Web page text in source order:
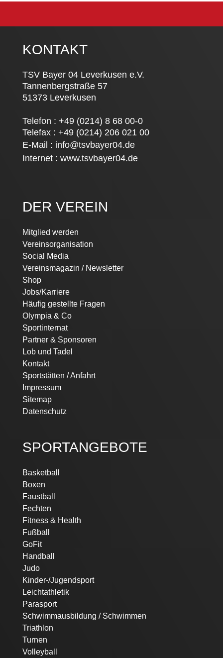
KONTAKT
TSV Bayer 04 Leverkusen e.V.
Tannenbergstraße 57
51373 Leverkusen
Telefon : +49 (0214) 8 68 00-0
Telefax : +49 (0214) 206 021 00
E-Mail : info@tsvbayer04.de
Internet : www.tsvbayer04.de
DER VEREIN
Navigation
überspringen
Mitglied werden
Vereinsorganisation
Social Media
Vereinsmagazin / Newsletter
Shop
Jobs/Karriere
Häufig gestellte Fragen
Olympia & Co
Sportinternat
Partner & Sponsoren
Lob und Tadel
Kontakt
Sportstätten / Anfahrt
Impressum
Sitemap
Datenschutz
SPORTANGEBOTE
Navigation
überspringen
Basketball
Boxen
Faustball
Fechten
Fitness & Health
Fußball
GoFit
Handball
Judo
Kinder-/Jugendsport
Leichtathletik
Parasport
Schwimmausbildung / Schwimmen
Triathlon
Turnen
Volleyball